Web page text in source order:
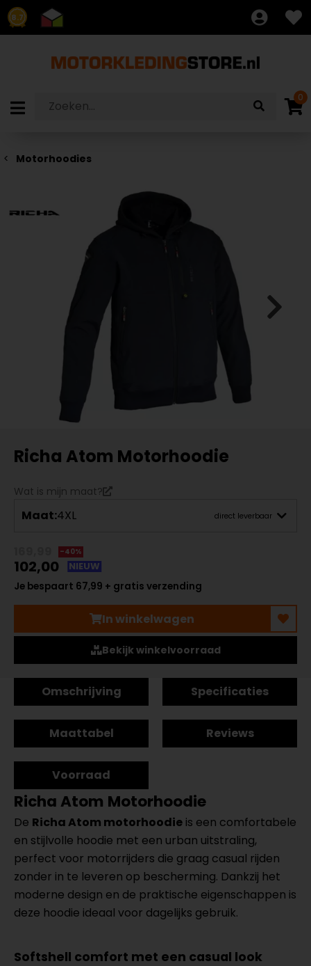
8.7
0
Motorhoodies
Richa Atom Motorhoodie
Wat is mijn maat?
Maat:4XL direct leverbaar
-40%
102,00
NIEUW
Je bespaart 67,99 + gratis verzending
In winkelwagen
Bekijk winkelvoorraad
Omschrijving Specificaties
Maattabel Reviews
Voorraad
Richa Atom Motorhoodie
De Richa Atom motorhoodie is een comfortabele
en stijlvolle hoodie met een urban uitstraling,
perfect voor motorrijders die graag casual rijden
zonder in te leveren op bescherming. Dankzij het
moderne design en de praktische eigenschappen is
deze hoodie ideaal voor dagelijks gebruik.
Softshell comfort met een casual look